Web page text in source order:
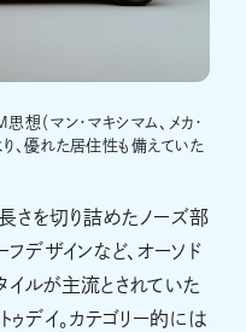
（マン・マキシマム、メカ・
り、優れた居住性も備えていた
さを切り詰めたノーズ部
デザインなど、オーソド
イルが主流とされていた
デイ。カテゴリー的には